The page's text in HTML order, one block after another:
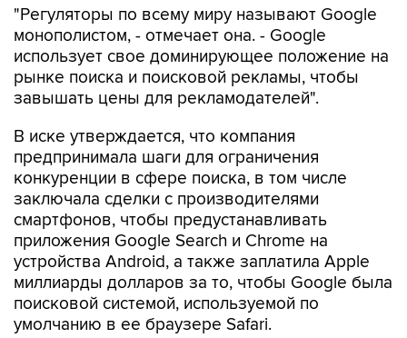
использует свое доминирующее положение на
рынке поиска и поисковой рекламы, чтобы
завышать цены для рекламодателей".
В иске утверждается, что компания
конкуренции в сфере поиска, в том числе
заключала сделки с производителями
смартфонов, чтобы предустанавливать
приложения Google Search и Chrome на
устройства Android, а также заплатила Apple
миллиарды долларов за то, чтобы Google была
поисковой системой, используемой по
умолчанию в ее браузере Safari.
Apple Google Великобритания